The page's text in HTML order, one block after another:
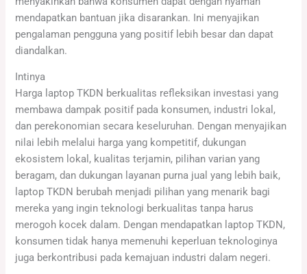
mendapatkan bantuan jika disarankan. Ini menyajikan
pengalaman pengguna yang positif lebih besar dan dapat
diandalkan.
Intinya
Harga laptop TKDN berkualitas refleksikan investasi yang
membawa dampak positif pada konsumen, industri lokal,
dan perekonomian secara keseluruhan. Dengan menyajikan
nilai lebih melalui harga yang kompetitif, dukungan
ekosistem lokal, kualitas terjamin, pilihan varian yang
beragam, dan dukungan layanan purna jual yang lebih baik,
laptop TKDN berubah menjadi pilihan yang menarik bagi
mereka yang ingin teknologi berkualitas tanpa harus
merogoh kocek dalam. Dengan mendapatkan laptop TKDN,
konsumen tidak hanya memenuhi keperluan teknologinya
juga berkontribusi pada kemajuan industri dalam negeri.